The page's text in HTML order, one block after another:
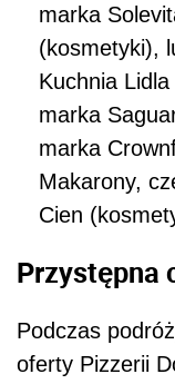
marka
(kosmetyki),
Kuchnia
marka
marka
Makarony,
Cien
Przystępna
Podczas
oferty Pizzerii